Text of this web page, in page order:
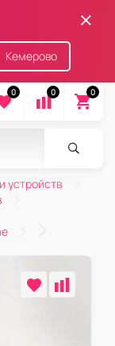
Кемерово
0 0 0
устройств